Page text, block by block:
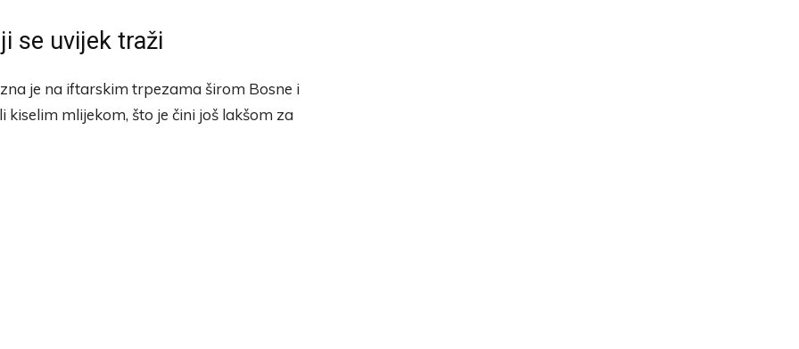
se uvijek traži
je na iftarskim trpezama širom Bosne i
mlijekom, što je čini još lakšom za